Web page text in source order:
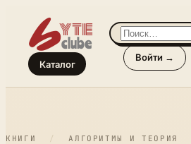
Каталог
Войти →
КНИГИ / АЛГОРИТМЫ И ТЕОРИЯ